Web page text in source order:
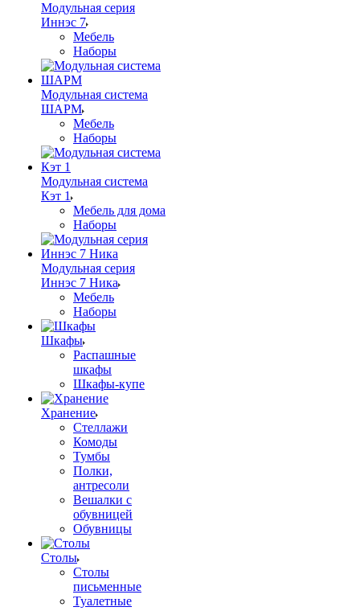
Модульная серия
Иннэс 7
Мебель
Наборы
Модульная система
ШАРМ
Мебель
Наборы
Модульная система
Кэт 1
Мебель для дома
Наборы
Модульная серия
Иннэс 7 Ника
Мебель
Наборы
Шкафы
Распашные
шкафы
Шкафы-купе
Хранение
Стеллажи
Комоды
Тумбы
Полки,
антресоли
Вешалки с
обувницей
Обувницы
Столы
Столы
письменные
Туалетные